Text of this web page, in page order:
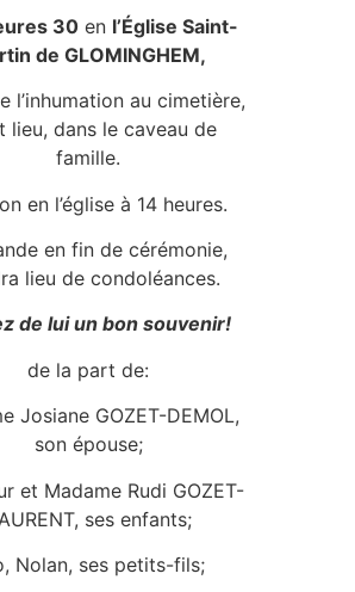
30 en l’Église Saint-
de GLOMINGHEM,
l’inhumation au cimetière,
lieu, dans le caveau de
famille.
en l’église à 14 heures.
en fin de cérémonie,
lieu de condoléances.
de lui un bon souvenir!
de la part de:
Josiane GOZET-DEMOL,
son épouse;
et Madame Rudi GOZET-
ses enfants;
Nolan, ses petits-fils;